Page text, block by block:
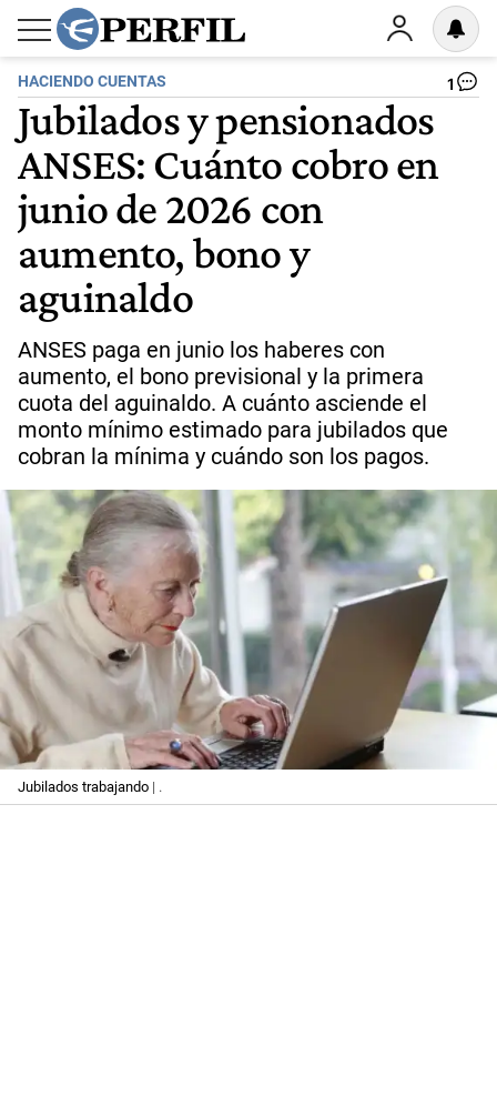
HACIENDO CUENTAS 1
Jubilados y pensionados
ANSES: Cuánto cobro en
junio de 2026 con
aumento, bono y
aguinaldo
ANSES paga en junio los haberes con
aumento, el bono previsional y la primera
cuota del aguinaldo. A cuánto asciende el
monto mínimo estimado para jubilados que
cobran la mínima y cuándo son los pagos.
Jubilados trabajando | .